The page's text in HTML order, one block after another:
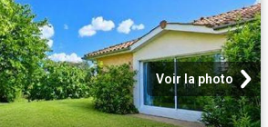
Voir la photo